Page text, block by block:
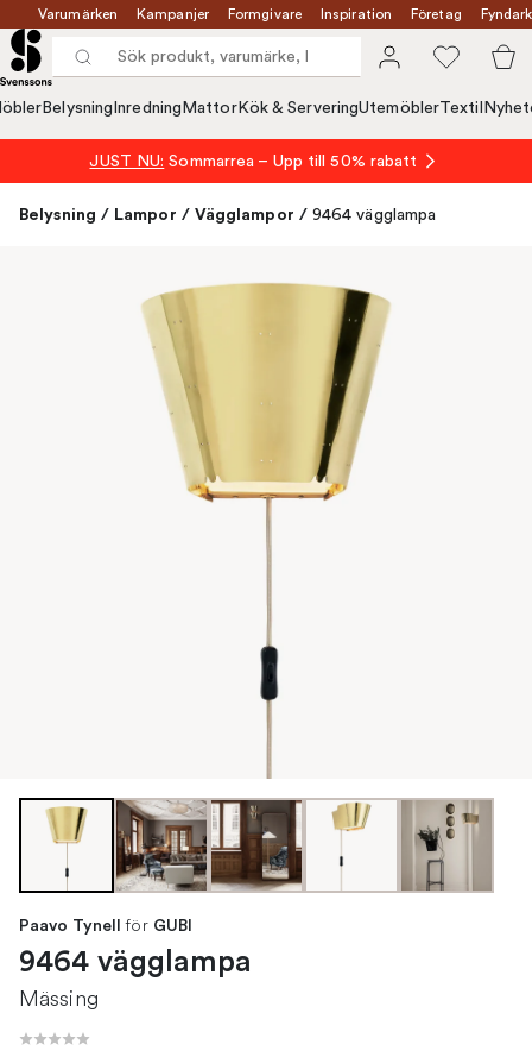
Varumärken Kampanjer Formgivare Inspiration Företag
Belysning Inredning MattorKök & ServeringUtemöblerTextil
JUST NU: Sommarrea – Upp till 50% rabatt
Belysning / Lampor / Vägglampor / 9464 vägglampa
Paavo Tynell för GUBI
9464 vägglampa
Mässing